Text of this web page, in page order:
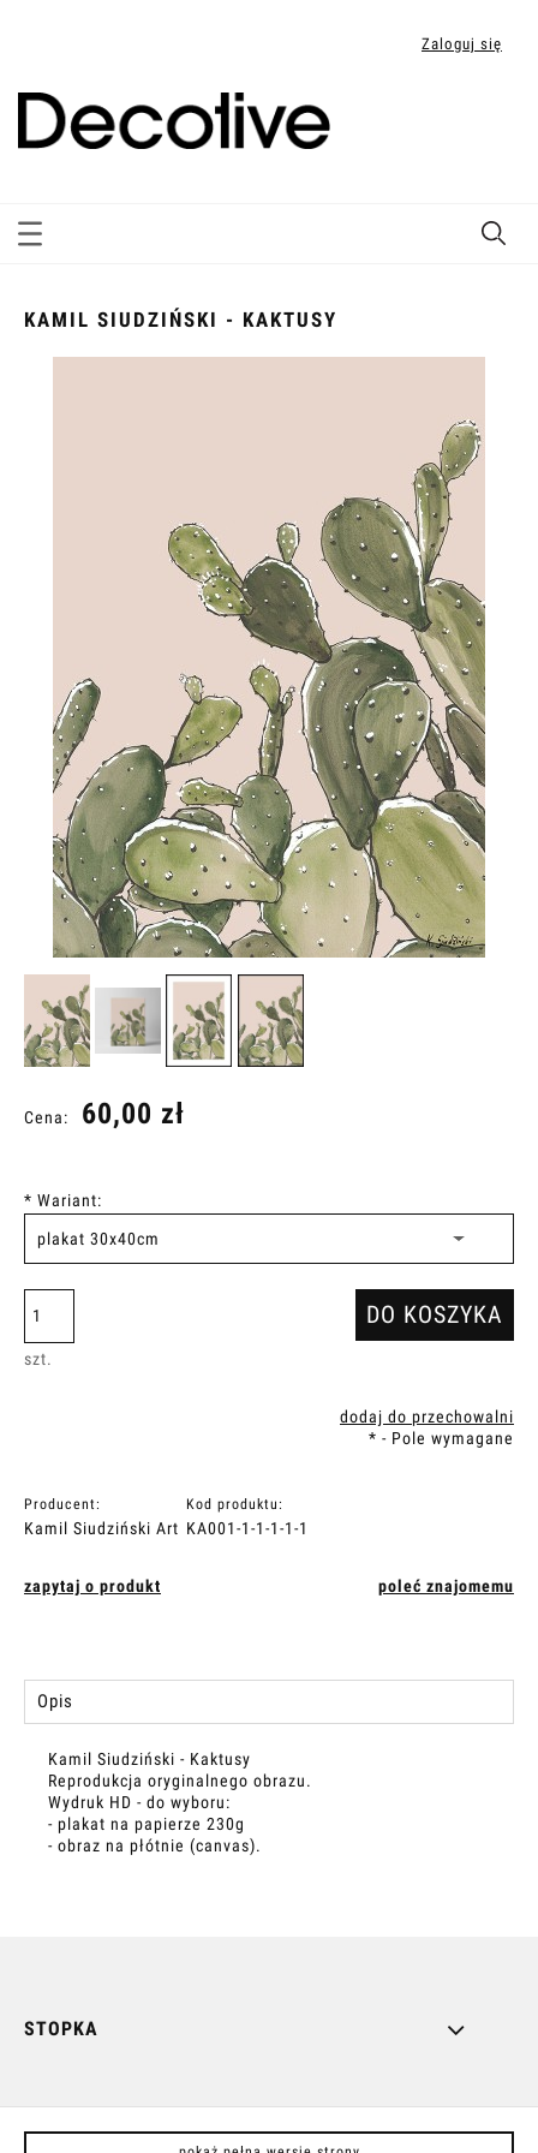
Zaloguj się
KAMIL SIUDZIŃSKI - KAKTUSY
Cena: 60,00 zł
* Wariant:
szt.
DO KOSZYKA
dodaj do przechowalni
* - Pole wymagane
Producent:
Kamil Siudziński Art
Kod produktu:
KA001-1-1-1-1-1
zapytaj o produkt poleć znajomemu
Opis
Kamil Siudziński - Kaktusy
Reprodukcja oryginalnego obrazu.
Wydruk HD - do wyboru:
- plakat na papierze 230g
- obraz na płótnie (canvas).
STOPKA